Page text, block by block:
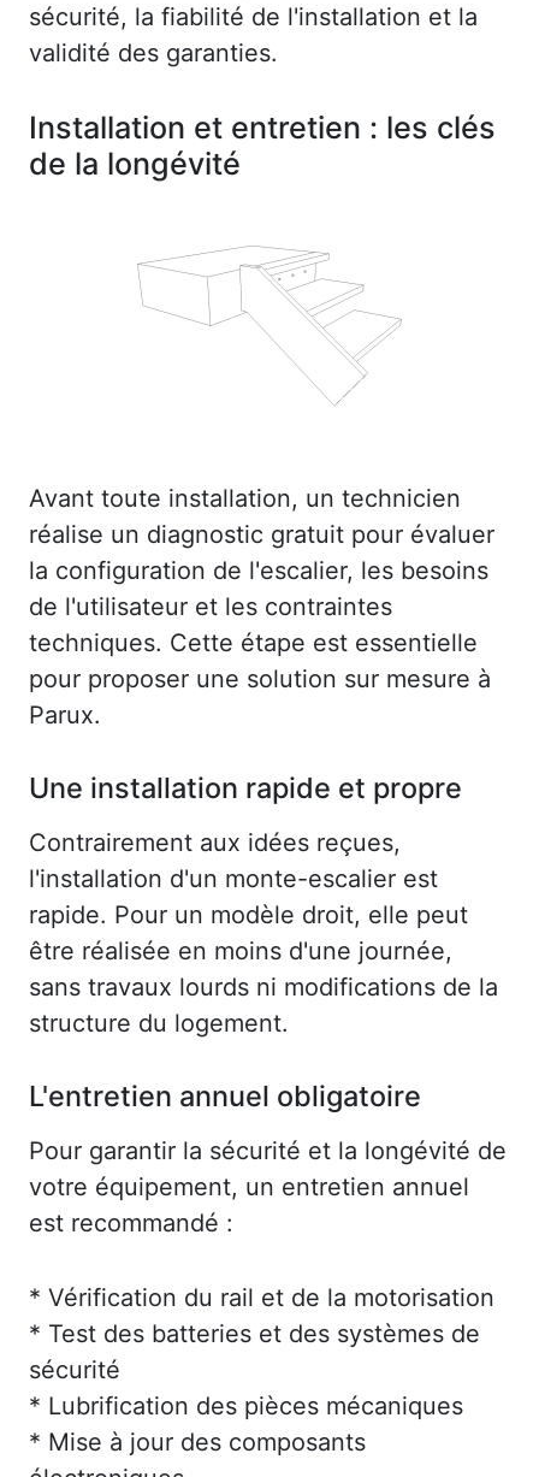
sécurité, la fiabilité de l'installation et la
validité des garanties.
Installation et entretien : les clés
de la longévité
Avant toute installation, un technicien
réalise un diagnostic gratuit pour évaluer
la configuration de l'escalier, les besoins
de l'utilisateur et les contraintes
techniques. Cette étape est essentielle
pour proposer une solution sur mesure à
Parux.
Une installation rapide et propre
Contrairement aux idées reçues,
l'installation d'un monte-escalier est
rapide. Pour un modèle droit, elle peut
être réalisée en moins d'une journée,
sans travaux lourds ni modifications de la
structure du logement.
L'entretien annuel obligatoire
Pour garantir la sécurité et la longévité de
votre équipement, un entretien annuel
est recommandé :
* Vérification du rail et de la motorisation
* Test des batteries et des systèmes de
sécurité
* Lubrification des pièces mécaniques
* Mise à jour des composants